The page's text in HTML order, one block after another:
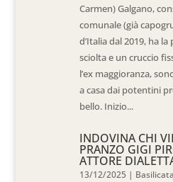
Carmen) Galgano,
comunale (già
d’Italia dal 2019, ha
sciolta e un cruccio
l’ex maggioranza,
a casa dai potentini
bello. Inizio...
INDOVINA CHI
PRANZO GIGI
ATTORE
13/12/2025 |